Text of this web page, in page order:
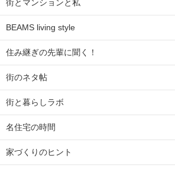
街とマンションと私
BEAMS living style
住み継ぎの先輩に聞く！
街のネタ帖
街と暮らしラボ
名住宅の時間
家づくりのヒント